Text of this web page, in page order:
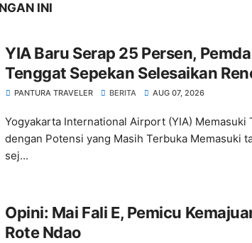
INI
YIA Baru Serap 25 Persen,
Tenggat Sepekan Selesaikan
Wisata
PANTURA TRAVELER BERITA AUG 07, 2026
Yogyakarta International Airport (YIA) Memasuki
dengan Potensi yang Masih Terbuka Memasuki
sej...
Opini: Mai Fali E, Pemicu
Rote Ndao